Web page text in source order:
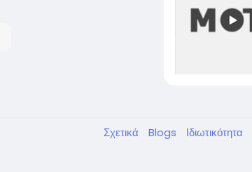
Σχετικά Blogs Ιδιωτικότητα